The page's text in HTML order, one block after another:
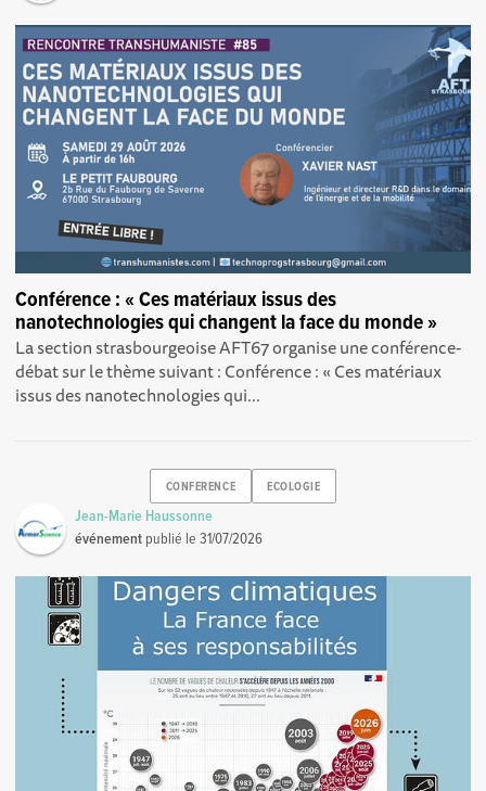
Conférence : « Ces matériaux issus des
nanotechnologies qui changent la face du monde »
La section strasbourgeoise AFT67 organise une conférence-
débat sur le thème suivant : Conférence : « Ces matériaux
issus des nanotechnologies qui...
CONFERENCE ECOLOGIE
Jean-Marie Haussonne
événement publié le31/07/2026